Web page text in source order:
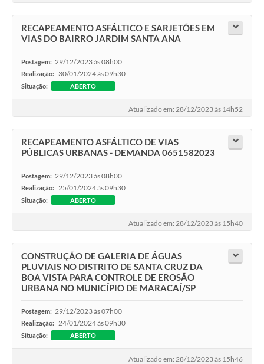
RECAPEAMENTO ASFÁLTICO E SARJETÕES EM
VIAS DO BAIRRO JARDIM SANTA ANA
Postagem: 29/12/2023 às 08h00
Realização: 30/01/2024 às 09h30
Situação: ABERTO
Atualizado em: 28/12/2023 às 14h52
RECAPEAMENTO ASFÁLTICO DE VIAS
PÚBLICAS URBANAS - DEMANDA 0651582023
Postagem: 29/12/2023 às 08h00
Realização: 25/01/2024 às 09h30
Situação: ABERTO
Atualizado em: 28/12/2023 às 15h40
CONSTRUÇÃO DE GALERIA DE ÁGUAS
PLUVIAIS NO DISTRITO DE SANTA CRUZ DA
BOA VISTA PARA CONTROLE DE EROSÃO
URBANA NO MUNICÍPIO DE MARACAÍ/SP
Postagem: 29/12/2023 às 07h00
Realização: 24/01/2024 às 09h30
Situação: ABERTO
Atualizado em: 28/12/2023 às 15h46